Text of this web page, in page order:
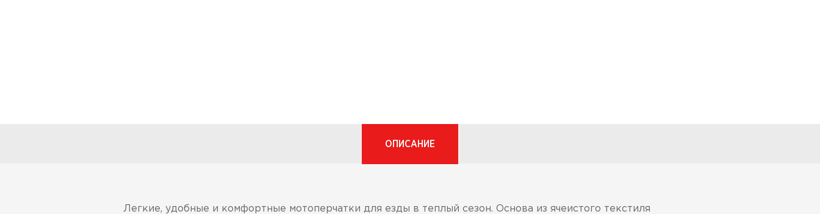
ОПИСАНИЕ
Легкие, удобные и комфортные мотоперчатки для езды в теплый сезон. Основа из ячеистого текстиля